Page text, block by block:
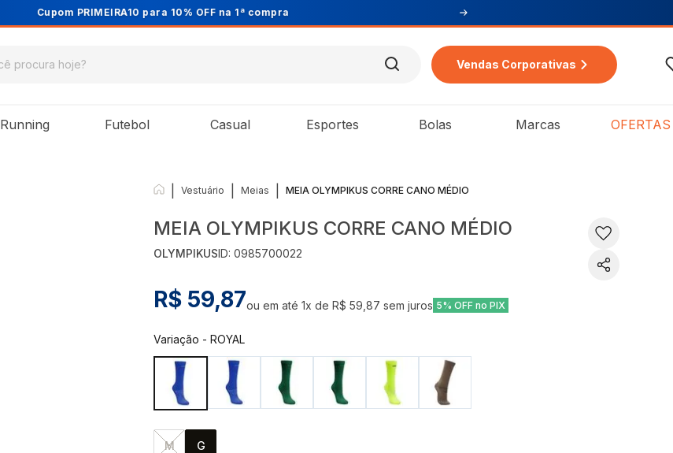
Cupom PRIMEIRA10 para 10% OFF na 1ª compra
Vendas Corporativas
Running Futebol Casual Esportes Bolas Marcas OFERTAS
Vestuário Meias MEIA OLYMPIKUS CORRE CANO MÉDIO
MEIA OLYMPIKUS CORRE CANO MÉDIO
OLYMPIKUSID:0985700022
R$ 59,87ou em até1x deR$ 59,87 sem juros 5% OFF no PIX
Variação -ROYAL
M G